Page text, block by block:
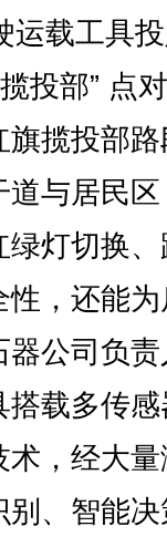
运载工具
投部” 点
旗揽投部
与居民
灯切换
，还能
器公司负
载多传
术，经大
、智能